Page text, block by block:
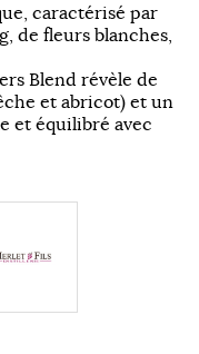
caractérisé par
de fleurs blanches,
Blend révèle de
et abricot) et un
et équilibré avec